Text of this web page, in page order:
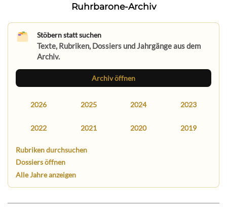
Ruhrbarone-Archiv
Stöbern statt suchen
Texte, Rubriken, Dossiers und Jahrgänge aus dem
Archiv.
Archiv öffnen
2026 2025 2024 2023
2022 2021 2020 2019
Rubriken durchsuchen
Dossiers öffnen
Alle Jahre anzeigen